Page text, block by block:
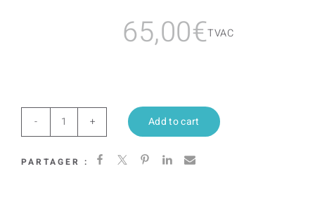
65,00€TVAC
Heating
Love
Add to cart
PARTAGER :